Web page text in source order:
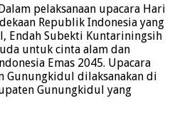
pelaksanaan upacara Hari
Republik Indonesia yang
Endah Subekti Kuntariningsih
untuk cinta alam dan
Emas 2045. Upacara
Gunungkidul dilaksanakan di
Gunungkidul yang